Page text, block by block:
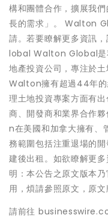
構和團體合作，擴展我
長的需求」。 Walton
請。若要瞭解更多資訊
lobal Walton Global是
地產投資公司，專注於土
Walton擁有超過44年的
理土地投資專案方面有
商、開發商和業界合作
n在美國和加拿大擁有、
務範圍包括注重退場的
建後出租。如欲瞭解更
明：本公告之原文版本
用，煩請參照原文，原文
請前往